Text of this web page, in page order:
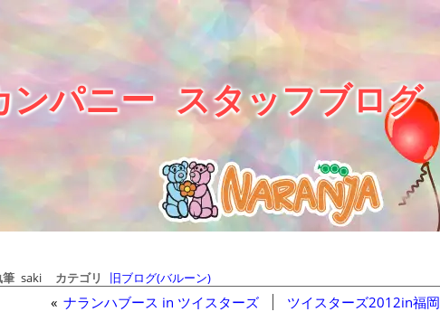
ンパニー スタッフブログ
saki カテゴリ 旧ブログ(バルーン)
« ナランハブース in ツイスターズ ツイスターズ2012in福岡